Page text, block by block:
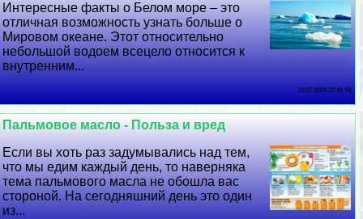
Интересные факты о Белом море – это
отличная возможность узнать больше о
Мировом океане. Этот относительно
небольшой водоем всецело относится к
внутренним...
19 07 2026 22:41:58
Пальмовое масло - Польза и вред
Если вы хоть раз задумывались над тем,
что мы едим каждый день, то наверняка
тема пальмового масла не обошла вас
стороной. На сегодняшний день это один
из...